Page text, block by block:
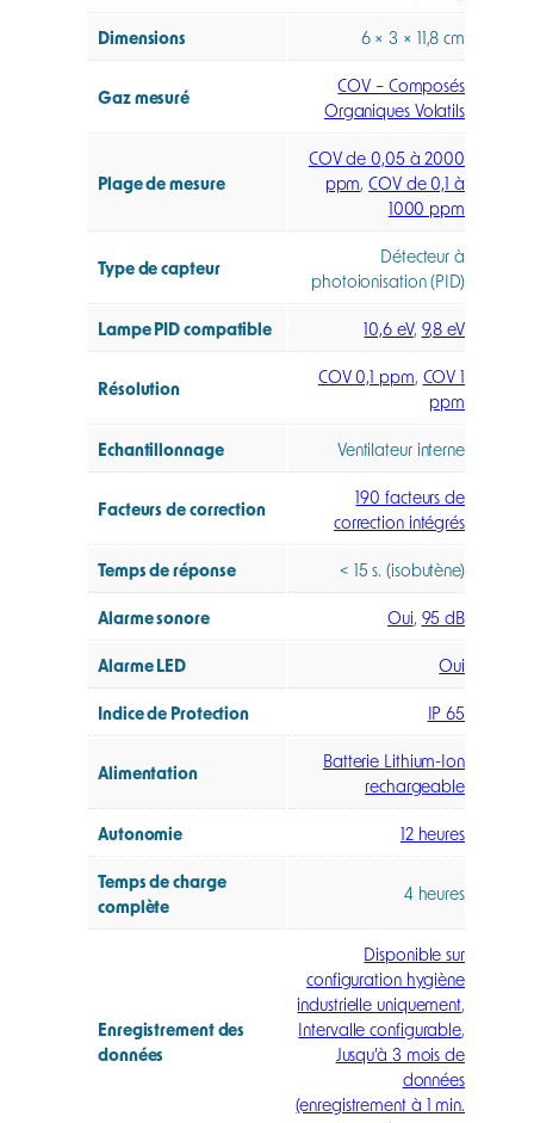
Dimensions 6 × 3 × 11,8 cm
Gaz mesuré
COV – Composés
Organiques Volatils
Plage de mesure
COV de 0,05 à 2000
ppm,COV de 0,1 à
1000 ppm
Type de capteur
Détecteur à
photoionisation (PID)
Lampe PID compatible 10,6 eV, 9,8 eV
Résolution
COV 0,1 ppm, COV 1
ppm
Echantillonnage Ventilateur interne
Facteurs de correction
190 facteurs de
correction intégrés
Temps de réponse < 15 s. (isobutène)
Alarme sonore Oui, 95 dB
Alarme LED Oui
Indice de Protection IP 65
Alimentation
Batterie Lithium-Ion
rechargeable
Autonomie 12 heures
Temps de charge
complète
4 heures
Enregistrement des
données
Disponible sur
configuration hygiène
industrielle uniquement,
Intervalle configurable,
Jusqu’à 3 mois de
données
(enregistrement à 1 min.